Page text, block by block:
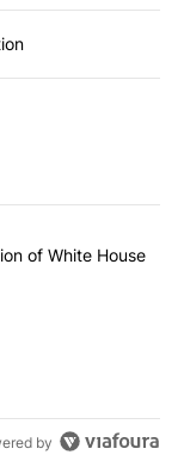
articles in the last
construction of
of White House
by